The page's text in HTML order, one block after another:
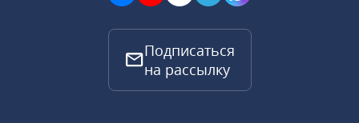
Подписаться
на рассылку